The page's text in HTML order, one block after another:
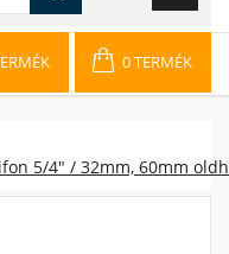
0 TERMÉK
5/4" / 32mm, 60mm